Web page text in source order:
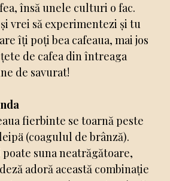
însă unele culturi o fac.
vrei să experimentezi și tu
îți poți bea cafeaua, mai jos
de cafea din întreaga
de savurat!
fierbinte se toarnă peste
(coagulul de brânză).
suna neatrăgătoare,
adoră această combinație